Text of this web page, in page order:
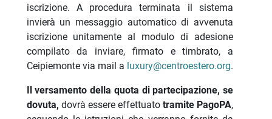
iscrizione. A procedura terminata il sistema
invierà un messaggio automatico di avvenuta
iscrizione unitamente al modulo di adesione
compilato da inviare, firmato e timbrato, a
Ceipiemonte via mail a luxury@centroestero.org.
Il versamento della quota di partecipazione, se
dovuta, dovrà essere effettuato tramite PagoPA,